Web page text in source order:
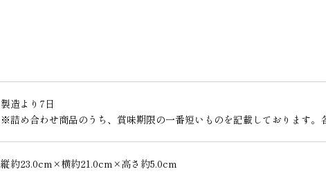
製造より7日
※詰め合わせ商品のうち、賞味期限の一番短いものを記載しております。
縦約23.0cm×横約21.0cm×高さ約5.0cm